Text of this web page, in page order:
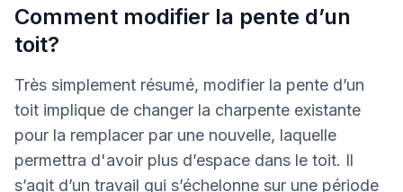
Comment modifier la pente d’un
toit?
Très simplement résumé, modifier la pente d’un
toit implique de changer la charpente existante
pour la remplacer par une nouvelle, laquelle
permettra d'avoir plus d’espace dans le toit. Il
s’agit d’un travail qui s’échelonne sur une période